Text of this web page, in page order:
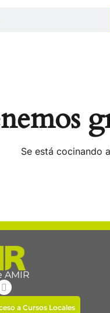
Se está cocinando
AMIR
a Cursos Locales